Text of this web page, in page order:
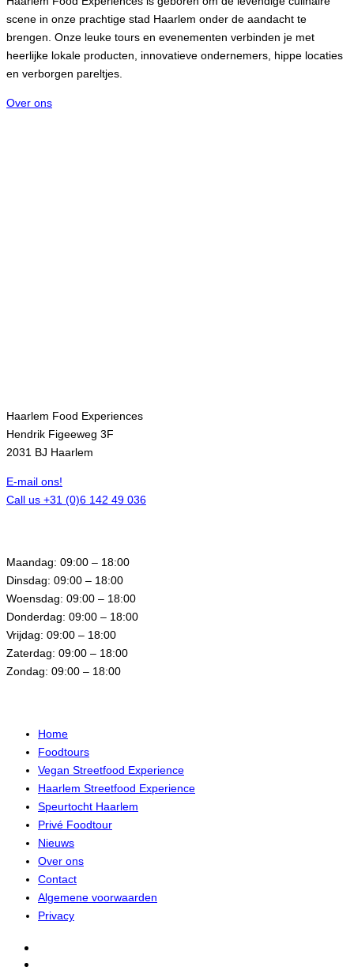
scene in onze prachtige stad Haarlem onder de aandacht te
brengen. Onze leuke tours en evenementen verbinden je met
heerlijke lokale producten, innovatieve ondernemers, hippe locaties
en verborgen pareltjes.
Over ons
Haarlem Food Experiences
Hendrik Figeeweg 3F
2031 BJ Haarlem
E-mail ons!
Call us +31 (0)6 142 49 036
Maandag: 09:00 – 18:00
Dinsdag: 09:00 – 18:00
Woensdag: 09:00 – 18:00
Donderdag: 09:00 – 18:00
Vrijdag: 09:00 – 18:00
Zaterdag: 09:00 – 18:00
Zondag: 09:00 – 18:00
Home
Foodtours
Vegan Streetfood Experience
Haarlem Streetfood Experience
Speurtocht Haarlem
Privé Foodtour
Nieuws
Over ons
Contact
Algemene voorwaarden
Privacy